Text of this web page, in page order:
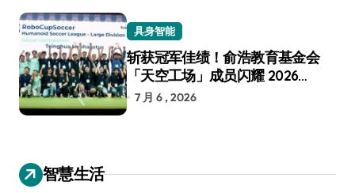
具身智能
斩获冠军佳绩！俞浩教育基金会
「天空工场」成员闪耀 2026
RoboCup 机器人世界杯
7 月 6 , 2026
智慧生活